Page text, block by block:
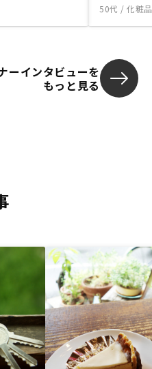
50代 / 化粧
ーインタビューを
もっと見る